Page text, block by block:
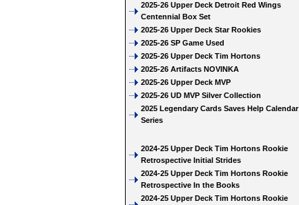
2025-26 Upper Deck Detroit Red Wings
Centennial Box Set
2025-26 Upper Deck Star Rookies
2025-26 SP Game Used
2025-26 Upper Deck Tim Hortons
2025-26 Artifacts NOVINKA
2025-26 Upper Deck MVP
2025-26 UD MVP Silver Collection
2025 Legendary Cards Saves Help Calendar
Series
2024-25 Upper Deck Tim Hortons Rookie
Retrospective Initial Strides
2024-25 Upper Deck Tim Hortons Rookie
Retrospective In the Books
2024-25 Upper Deck Tim Hortons Rookie